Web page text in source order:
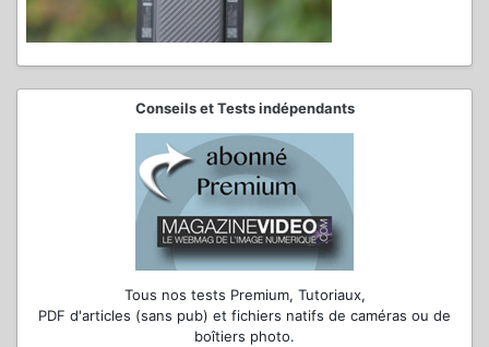
Conseils et Tests indépendants
Tous nos tests Premium, Tutoriaux,
PDF d'articles (sans pub) et fichiers natifs de caméras ou de
boîtiers photo.